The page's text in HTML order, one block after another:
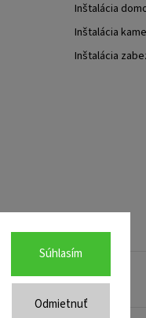
Odmietnuť
Súhlasím
Inštalácia
Inštalácia
Inštalácia